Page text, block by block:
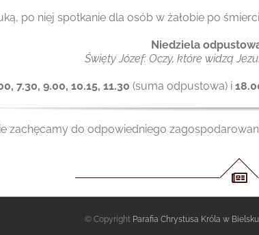
po niej spotkanie dla osób w żałobie po
Niedziela
Święty Józef: Oczy, które widzą
7.30, 9.00, 10.15, 11.30 (suma odpustowa) i
zachęcamy do odpowiedniego
…
© Copyright Parafia Chrystusa Króla w